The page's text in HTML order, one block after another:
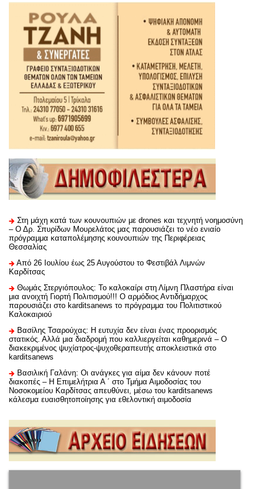
Στη μάχη κατά των κουνουπιών με drones και τεχνητή νοημοσύνη
– Ο Δρ. Σπυρίδων Μουρελάτος μας παρουσιάζει το νέο ενιαίο
πρόγραμμα καταπολέμησης κουνουπιών της Περιφέρειας
Θεσσαλίας
Από 26 Ιουλίου έως 25 Αυγούστου το Φεστιβάλ Λιμνών
Καρδίτσας
Θωμάς Στεργιόπουλος: Το καλοκαίρι στη Λίμνη Πλαστήρα είναι
μια ανοιχτή Γιορτή Πολιτισμού!!! Ο αρμόδιος Αντιδήμαρχος
παρουσιάζει στο karditsanews το πρόγραμμα του Πολιτιστικού
Καλοκαιριού
Βασίλης Τσαρούχας: Η ευτυχία δεν είναι ένας προορισμός
στατικός. Αλλά μια διαδρομή που καλλιεργείται καθημερινά – Ο
διακεκριμένος ψυχίατρος-ψυχοθεραπευτής αποκλειστικά στο
karditsanews
Βασιλική Γαλάνη: Οι ανάγκες για αίμα δεν κάνουν ποτέ
διακοπές – Η Επιμελήτρια Α ΄ στο Τμήμα Αιμοδοσίας του
Νοσοκομείου Καρδίτσας απευθύνει, μέσω του karditsanews
κάλεσμα ευαισθητοποίησης για εθελοντική αιμοδοσία